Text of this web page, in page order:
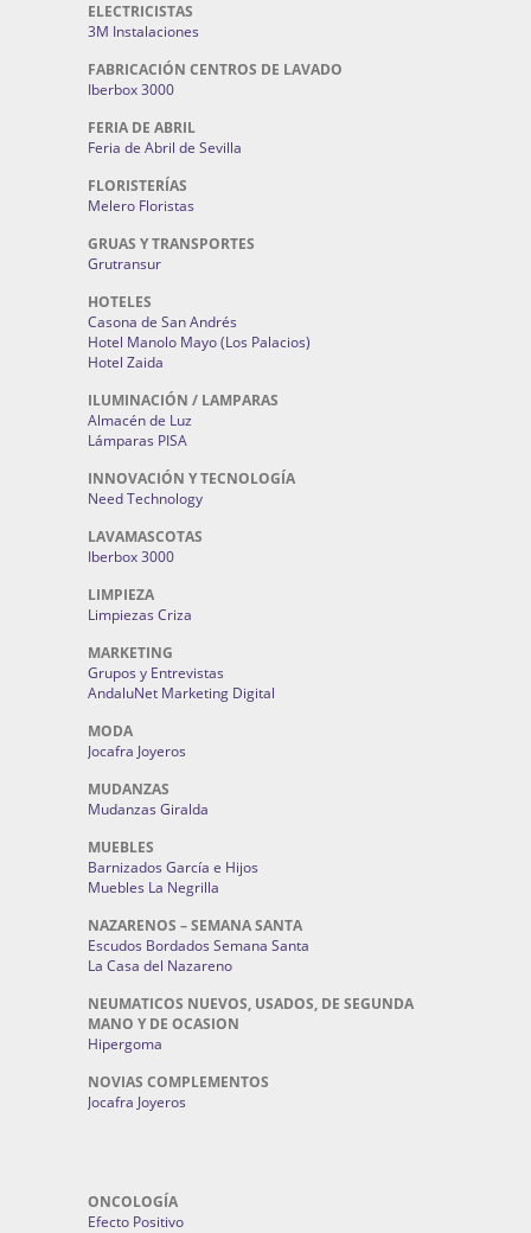
ELECTRICISTAS
3M Instalaciones
FABRICACIÓN CENTROS DE LAVADO
Iberbox 3000
FERIA DE ABRIL
Feria de Abril de Sevilla
FLORISTERÍAS
Melero Floristas
GRUAS Y TRANSPORTES
Grutransur
HOTELES
Casona de San Andrés
Hotel Manolo Mayo (Los Palacios)
Hotel Zaida
ILUMINACIÓN / LAMPARAS
Almacén de Luz
Lámparas PISA
INNOVACIÓN Y TECNOLOGÍA
Need Technology
LAVAMASCOTAS
Iberbox 3000
LIMPIEZA
Limpiezas Criza
MARKETING
Grupos y Entrevistas
AndaluNet Marketing Digital
MODA
Jocafra Joyeros
MUDANZAS
Mudanzas Giralda
MUEBLES
Barnizados García e Hijos
Muebles La Negrilla
NAZARENOS – SEMANA SANTA
Escudos Bordados Semana Santa
La Casa del Nazareno
NEUMATICOS NUEVOS, USADOS, DE SEGUNDA
MANO Y DE OCASION
Hipergoma
NOVIAS COMPLEMENTOS
Jocafra Joyeros
ONCOLOGÍA
Efecto Positivo